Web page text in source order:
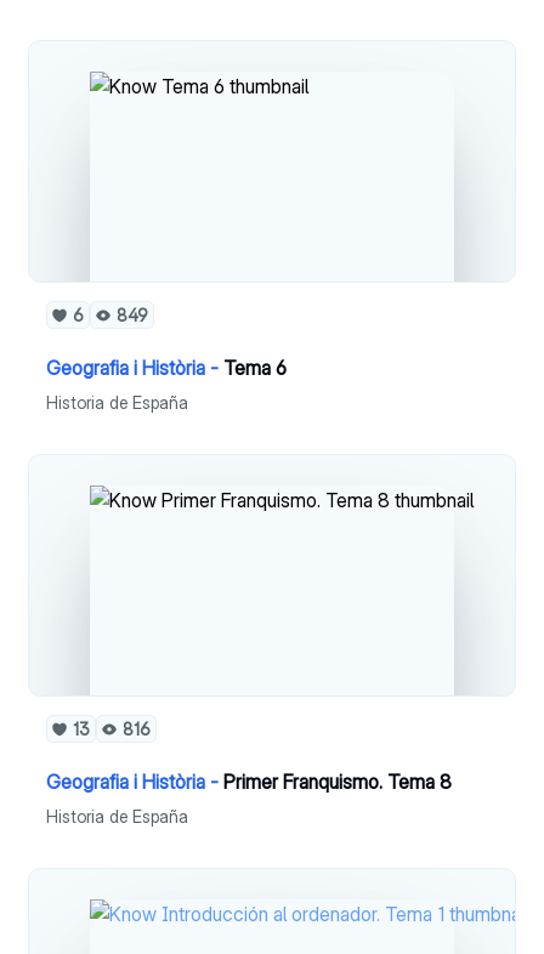
6 849
Geografia i Història - Tema 6
Historia de España
13 816
Geografia i Història - Primer Franquismo. Tema 8
Historia de España